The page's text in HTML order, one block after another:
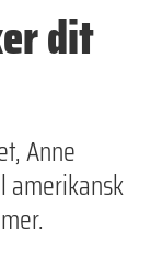
dit
Anne
amerikansk